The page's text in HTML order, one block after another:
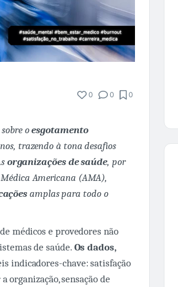
0 0 0
oesgotamento
trazendo à tona desafios
organizações de saúde, por
Americana (AMA),
amplas para todo o
médicos e provedores não
de saúde. Os dados,
indicadores-chave: satisfação
organização, sensação de